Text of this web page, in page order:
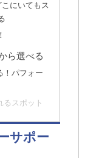
にいてもス
ら選べる
！パフォー
るスポット
いアフタ
サポー